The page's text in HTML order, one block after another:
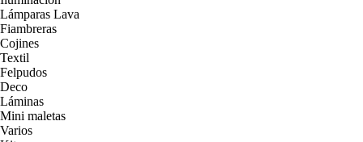
Lámparas Lava
Fiambreras
Cojines
Textil
Felpudos
Deco
Láminas
Mini maletas
Varios